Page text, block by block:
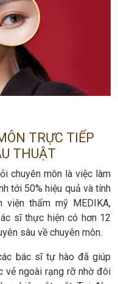
TRỰC TIẾP
THUẬT
chuyên môn là việc làm
tới 50% hiệu quả và tính
viện thẩm mỹ MEDIKA,
sĩ thực hiện có hơn 12
sâu về chuyên môn.
bác sĩ tự hào đã giúp
vẻ ngoài rạng rỡ nhờ đôi